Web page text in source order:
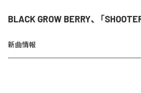
BLACK GROW BERRY、「
新曲情報